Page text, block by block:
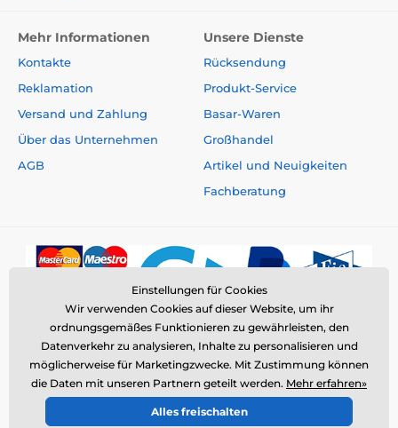
Mehr Informationen
Kontakte
Reklamation
Versand und Zahlung
Über das Unternehmen
AGB
Unsere Dienste
Rücksendung
Produkt-Service
Basar-Waren
Großhandel
Artikel und Neuigkeiten
Fachberatung
© 2026 www.elektro-halsbander.de ⦁ E-Shop erstellt von
SIMPLIA.cz
Einstellungen für Cookies
Wir verwenden Cookies auf dieser Website, um ihr
ordnungsgemäßes Funktionieren zu gewährleisten, den
Datenverkehr zu analysieren, Inhalte zu personalisieren und
möglicherweise für Marketingzwecke. Mit Zustimmung können
die Daten mit unseren Partnern geteilt werden. Mehr erfahren»
Alles freischalten